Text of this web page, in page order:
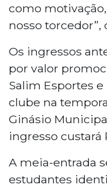
como
nosso torcedor”,
Os ingressos
por valor
Salim Esportes
clube na
Ginásio
ingresso custará
A meia-entrada
estudantes